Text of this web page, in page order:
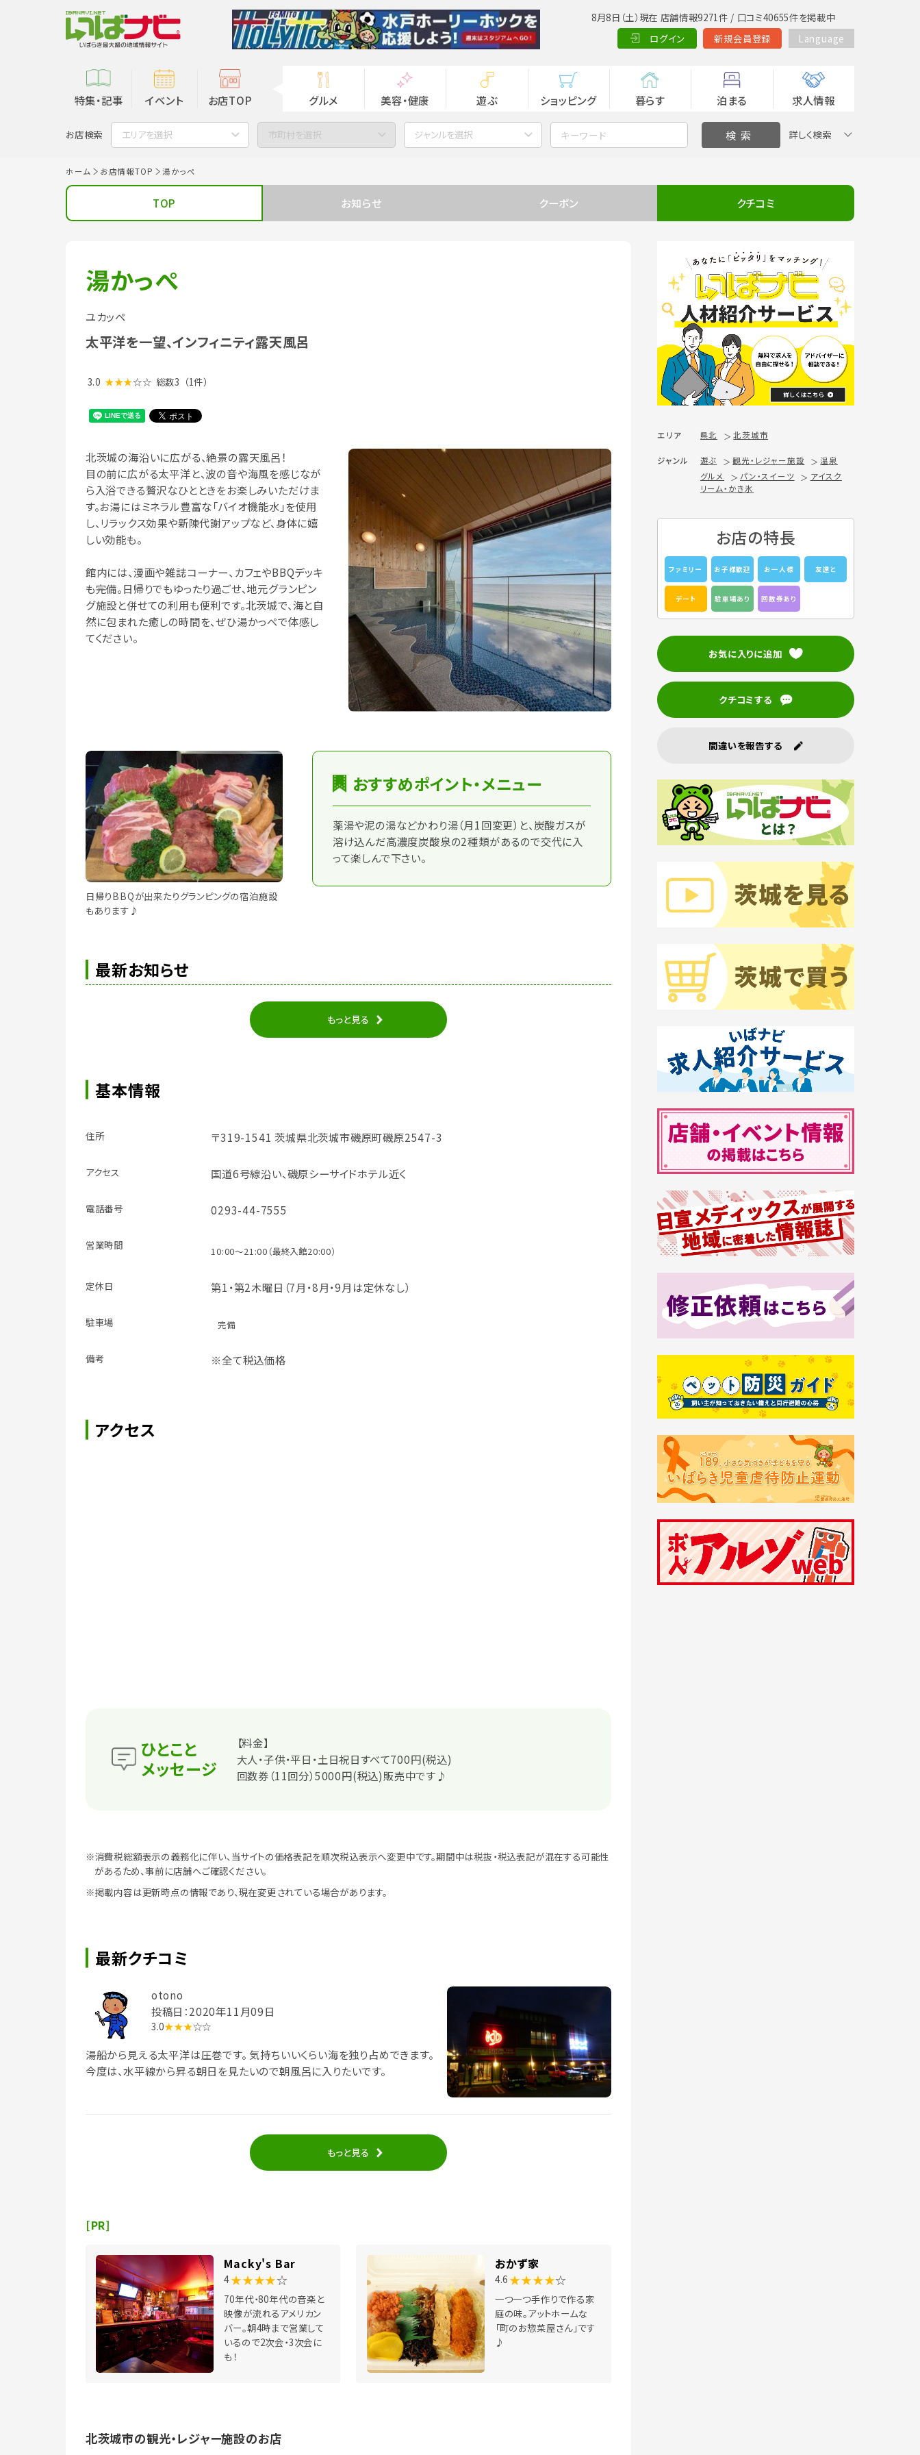
8月8日（土）現在 店舗情報9271件 / 口コミ40655件を掲載中
ログイン
新規会員登録 Language
特集・記事 イベント お店TOP グルメ 美容・健康 遊ぶ ショッピング 暮らす 泊まる 求人情報
お店検索 エリアを選択 市町村を選択 ジャンルを選択 詳しく検索
ホーム お店情報TOP 湯かっぺ
TOP お知らせ クーポン クチコミ
湯かっぺ
ユカッペ
太平洋を一望、インフィニティ露天風呂
3.0 ★★★☆☆ 総数3 （1件）
北茨城の海沿いに広がる、絶景の露天風呂！
目の前に広がる太平洋と、波の音や海風を感じなが
ら入浴できる贅沢なひとときをお楽しみいただけま
す。お湯にはミネラル豊富な「バイオ機能水」を使用
し、リラックス効果や新陳代謝アップなど、身体に嬉
しい効能も。
館内には、漫画や雑誌コーナー、カフェやBBQデッキ
も完備。日帰りでもゆったり過ごせ、地元グランピン
グ施設と併せての利用も便利です。北茨城で、海と自
然に包まれた癒しの時間を、ぜひ湯かっぺで体感し
てください。
日帰りBBQが出来たりグランピングの宿泊施設
もあります♪
おすすめポイント・メニュー
薬湯や泥の湯などかわり湯（月1回変更）と、炭酸ガスが
溶け込んだ高濃度炭酸泉の2種類があるので交代に入
って楽しんで下さい。
最新お知らせ
もっと見る
基本情報
住所 〒319-1541 茨城県北茨城市磯原町磯原2547-3
アクセス 国道6号線沿い、磯原シーサイドホテル近く
電話番号 0293-44-7555
営業時間
10:00～21:00（最終入館20:00）
定休日 第1・第2木曜日（7月・8月・9月は定休なし）
駐車場 完備
備考 ※全て税込価格
アクセス
ひとこと
メッセージ
【料金】
大人・子供・平日・土日祝日すべて700円(税込)
回数券（11回分）5000円(税込)販売中です♪
※消費税総額表示の義務化に伴い、当サイトの価格表記を順次税込表示へ変更中です。期間中は税抜・税込表記が混在する可能性
があるため、事前に店舗へご確認ください。
※掲載内容は更新時点の情報であり、現在変更されている場合があります。
最新クチコミ
otono
投稿日：2020年11月09日
3.0★★★☆☆
湯船から見える太平洋は圧巻です。 気持ちいいくらい海を独り占めできます。
今度は、水平線から昇る朝日を見たいので朝風呂に入りたいです。
もっと見る
[PR]
Macky's Bar
4★★★★☆
70年代・80年代の音楽と
映像が流れるアメリカン
バー。朝4時まで営業して
いるので2次会・3次会に
も！
おかず家
4.6 ★★★★☆
一つ一つ手作りで作る家
庭の味。アットホームな
「町のお惣菜屋さん」です
♪
北茨城市の観光・レジャー施設のお店
エリア 県北 北茨城市
ジャンル 遊ぶ 観光・レジャー施設
温泉
グルメ
パン・スイーツ
アイスク
リーム・かき氷
お店の特長
ファミリー お子様歓迎 お一人様 友達と
デート 駐車場あり 回数券あり
お気に入りに追加
クチコミする
間違いを報告する